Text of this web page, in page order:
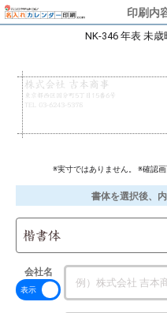
印刷内
NK-346 年表 未
株式会社 吉本商事
東京都西区国分町5丁目15番6号
TEL 03-6243-5378
※実寸ではありません。 ※確認
書体を選択後、
楷書体
会社名